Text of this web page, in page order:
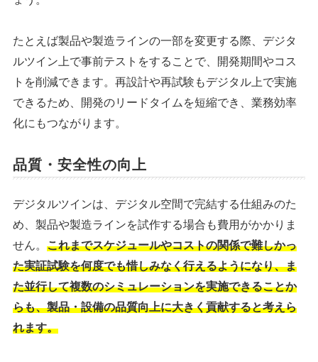
たとえば製品や製造ラインの一部を変更する際、デジタ
ルツイン上で事前テストをすることで、開発期間やコス
トを削減できます。再設計や再試験もデジタル上で実施
できるため、開発のリードタイムを短縮でき、業務効率
化にもつながります。
品質・安全性の向上
デジタルツインは、デジタル空間で完結する仕組みのた
め、製品や製造ラインを試作する場合も費用がかかりま
せん。 これまでスケジュールやコストの関係で難しかっ
た実証試験を何度でも惜しみなく行えるようになり、ま
た並行して複数のシミュレーションを実施できることか
らも、製品・設備の品質向上に大きく貢献すると考えら
れます。